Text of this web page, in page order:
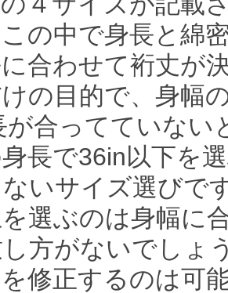
の中で身長と綿
合わせて裄丈が
の目的で、身幅
が合ってていない
長で36in以下を
いサイズ選びで
選ぶのは身幅に
方がないでしょ
修正するのは可